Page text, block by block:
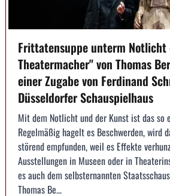
Frittatensuppe unterm Notlicht
Theatermacher" von Thomas
einer Zugabe von Ferdinand
Düsseldorfer Schauspielhaus
Mit dem Notlicht und der Kunst ist das so
Regelmäßig hagelt es Beschwerden, wird
störend empfunden, weil es Effekte
Ausstellungen in Museen oder in
es auch dem selbsternannten
Thomas Be...